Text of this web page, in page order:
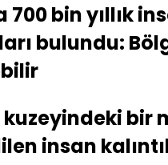
700 bin yıllık
bulundu:
kuzeyindeki bir
insan